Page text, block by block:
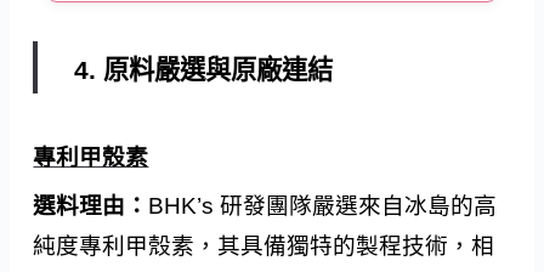
4. 原料嚴選與原廠連結
專利甲殼素
選料理由： BHK’s 研發團隊嚴選來自冰島的高
純度專利甲殼素，其具備獨特的製程技術，相